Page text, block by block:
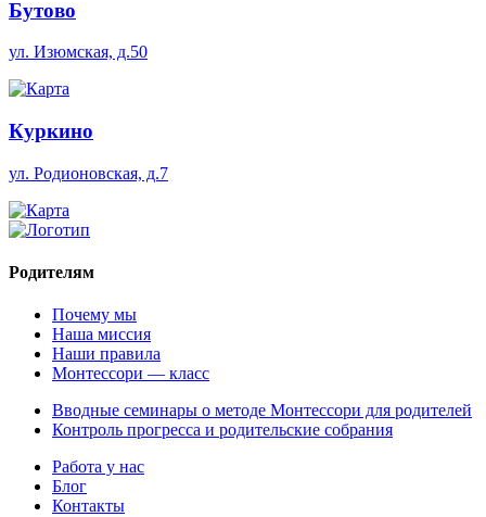
Бутово
ул. Изюмская, д.50
Куркино
ул. Родионовская, д.7
Родителям
Почему мы
Наша миссия
Наши правила
Монтессори — класс
Вводные семинары о методе Монтессори для родителей
Контроль прогресса и родительские собрания
Работа у нас
Блог
Контакты